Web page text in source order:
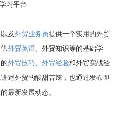
习平台
及外贸业务员提供一个实用的外贸
外贸英语 、外贸知识等的基础学
外贸技巧 外贸经验和外贸实战经
述外贸的酸甜苦辣，也通过发布即
最新发展动态。